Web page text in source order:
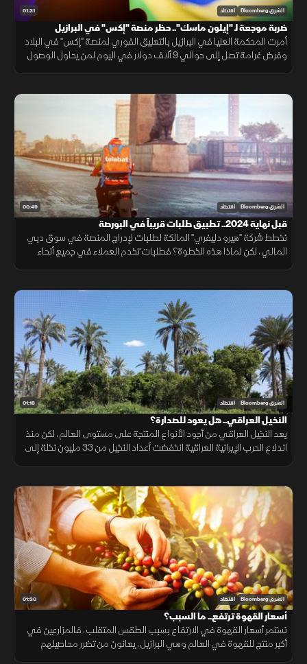
01:31 الشرق Bloomberg اقتصاد
ضربة موجعة لـ "إيلون ماسك".. حظر منصة "إكس" في البرازيل
أمرت المحكمة العليا في البرازيل بالتعليق الفوري لمنصة "إكس" في البلاد
وفرض غرامة تصل إلى حوالي 9 ألاف دولار في اليوم لمن يحاول الوصول
00:49 الشرق Bloomberg اقتصاد
قبل نهاية 2024.. تطبيق طلبات قريباً في البورصة
تخطط شركة "هيرو دليفري" المالكة لطلبات لإدراج المنصة في سوق دبي
المالي، لكن لماذا هذه الخطوة؟ فطلبات تخدم العملاء في جميع أنحاء
01:18 الشرق Bloomberg اقتصاد
النخيل العراقي.. هل يعود للصدارة؟
يعد النخيل العراقي من أجود الأنواع المنتجة على مستوى العالم، لكن منذ
اندلاع الحرب الإيرانية العراقية انخفضت أعداد النخيل من 33 مليون نخلة إلى
01:30 الشرق Bloomberg اقتصاد
‏أسعار القهوة ترتفع.. ما السبب؟‎
تستمر أسعار القهوة في الارتفاع بسبب الطقس المتقلب، فالمزارعين في
أكبر منتج للقهوة في العالم وهي البرازيل، يعانون من تضرر محاصيلهم